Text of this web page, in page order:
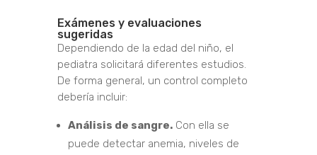
Exámenes y evaluaciones
sugeridas
Dependiendo de la edad del niño, el
pediatra solicitará diferentes estudios.
De forma general, un control completo
debería incluir:
Análisis de sangre.Con ella se
puede detectar anemia, niveles de